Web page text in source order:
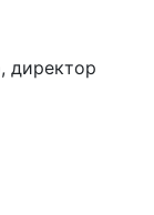
директор